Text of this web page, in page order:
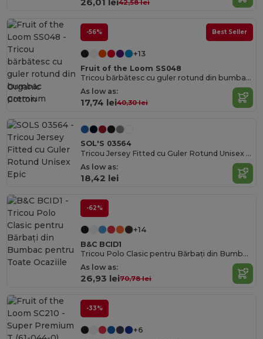
42,58 lei
-56% Best Seller
+13
Fruit of the Loom SS048
Tricou bărbătesc cu guler rotund din bumbac premium
As low as:
17,74 lei40,30 lei
Organic
Cotton
SOL'S 03564
Tricou Jersey Fitted cu Guler Rotund Unisex Epic
As low as:
18,42 lei
-62%
+14
B&C BCID1
Tricou Polo Clasic pentru Bărbați din Bumbac pentru Toate Ocaziile
As low as:
26,93 lei70,78 lei
-33%
+6